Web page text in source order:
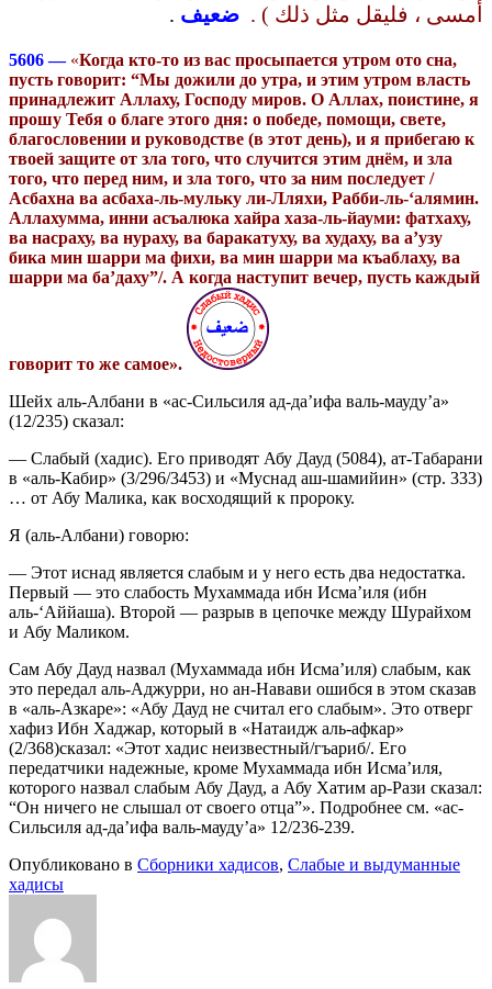
أمسى ، فليقل مثل ذلك ) . ضعيف .
5606 — «Когда кто-то из вас просыпается утром ото сна,
пусть говорит: “Мы дожили до утра, и этим утром власть
принадлежит Аллаху, Господу миров. О Аллах, поистине, я
прошу Тебя о благе этого дня: о победе, помощи, свете,
благословении и руководстве (в этот день), и я прибегаю к
твоей защите от зла того, что случится этим днём, и зла
того, что перед ним, и зла того, что за ним последует /
Асбахна ва асбаха-ль-мульку ли-Лляхи, Рабби-ль-‘алямин.
Аллахумма, инни асъалюка хайра хаза-ль-йауми: фатхаху,
ва насраху, ва нураху, ва баракатуху, ва худаху, ва а’узу
бика мин шарри ма фихи, ва мин шарри ма къаблаху, ва
шарри ма ба’даху”/. А когда наступит вечер, пусть каждый
говорит то же самое».
Шейх аль-Албани в «ас-Сильсиля ад-да’ифа валь-мауду’а»
(12/235) сказал:
— Слабый (хадис). Его приводят Абу Дауд (5084), ат-Табарани
в «аль-Кабир» (3/296/3453) и «Муснад аш-шамийин» (стр. 333)
… от Абу Малика, как восходящий к пророку.
Я (аль-Албани) говорю:
— Этот иснад является слабым и у него есть два недостатка.
Первый — это слабость Мухаммада ибн Исма’иля (ибн
аль-‘Аййаша). Второй — разрыв в цепочке между Шурайхом
и Абу Маликом.
Сам Абу Дауд назвал (Мухаммада ибн Исма’иля) слабым, как
это передал аль-Аджурри, но ан-Навави ошибся в этом сказав
в «аль-Азкаре»: «Абу Дауд не считал его слабым». Это отверг
хафиз Ибн Хаджар, который в «Натаидж аль-афкар»
(2/368)сказал: «Этот хадис неизвестный/гъариб/. Его
передатчики надежные, кроме Мухаммада ибн Исма’иля,
которого назвал слабым Абу Дауд, а Абу Хатим ар-Рази сказал:
“Он ничего не слышал от своего отца”». Подробнее см. «ас-
Сильсиля ад-да’ифа валь-мауду’а» 12/236-239.
Опубликовано в Сборники хадисов, Слабые и выдуманные
хадисы